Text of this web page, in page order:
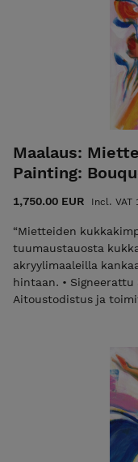
Maalaus:
Painting:
1,750.00 EUR Incl. VAT
“Mietteiden
tuumaustauosta
akryylimaaleilla
hintaan. • Signeerattu
Aitoustodistus ja
"Bouquet of
introspection in
contemplation as the
both front and back.
shipping are included in the